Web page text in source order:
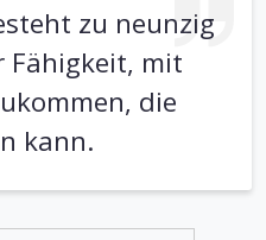
zu neunzig
Fähigkeit, mit
die
kann.